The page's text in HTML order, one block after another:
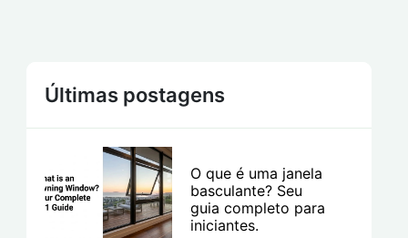
Últimas postagens
O que é uma janela
basculante? Seu
guia completo para
iniciantes.